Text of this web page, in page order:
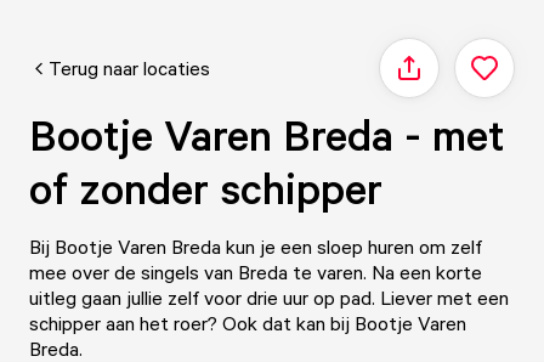
Terug naar locaties Delen
Bootje Varen Breda - met
of zonder schipper
Bij Bootje Varen Breda kun je een sloep huren om zelf
mee over de singels van Breda te varen. Na een korte
uitleg gaan jullie zelf voor drie uur op pad. Liever met een
schipper aan het roer? Ook dat kan bij Bootje Varen
Breda.